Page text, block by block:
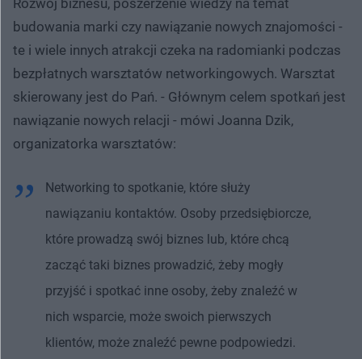
budowania marki czy nawiązanie nowych znajomości -
te i wiele innych atrakcji czeka na radomianki podczas
bezpłatnych warsztatów networkingowych. Warsztat
skierowany jest do Pań. - Głównym celem spotkań jest
nawiązanie nowych relacji - mówi Joanna Dzik,
organizatorka warsztatów:
Networking to spotkanie, które służy
nawiązaniu kontaktów. Osoby przedsiębiorcze,
które prowadzą swój biznes lub, które chcą
zacząć taki biznes prowadzić, żeby mogły
przyjść i spotkać inne osoby, żeby znaleźć w
nich wsparcie, może swoich pierwszych
klientów, może znaleźć pewne podpowiedzi.